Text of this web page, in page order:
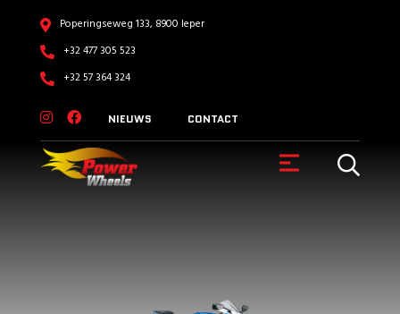
Poperingseweg 133, 8900 Ieper
+32 477 305 523
+32 57 364 324
NIEUWS CONTACT